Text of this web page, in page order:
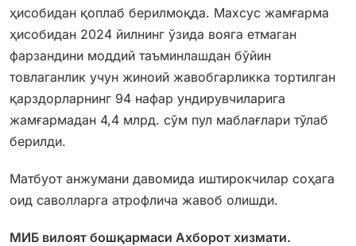
ҳисобидан қоплаб берилмоқда. Махсус жамғарма
ҳисобидан 2024 йилнинг ўзида вояга етмаган
фарзандини моддий таъминлашдан бўйин
товлаганлик учун жиноий жавобгарликка тортилган
қарздорларнинг 94 нафар ундирувчиларига
жамғармадан 4,4 млрд. сўм пул маблағлари тўлаб
берилди.
Матбуот анжумани давомида иштирокчилар соҳага
оид саволларга атрофлича жавоб олишди.
МИБ вилоят бошқармаси Ахборот хизмати.